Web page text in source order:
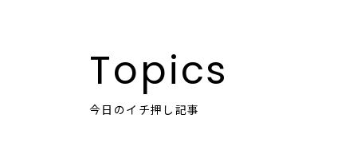
Topics
今日のイチ押し記事